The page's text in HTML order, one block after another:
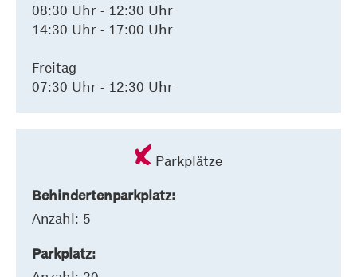
08:30 Uhr - 12:30 Uhr
14:30 Uhr - 17:00 Uhr
Freitag
07:30 Uhr - 12:30 Uhr
Parkplätze
Behindertenparkplatz:
Anzahl: 5
Parkplatz: